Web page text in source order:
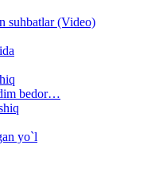
suhbatlar (Video)
bedor…
yo`l